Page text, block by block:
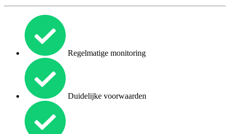
Regelmatige monitoring
Duidelijke voorwaarden